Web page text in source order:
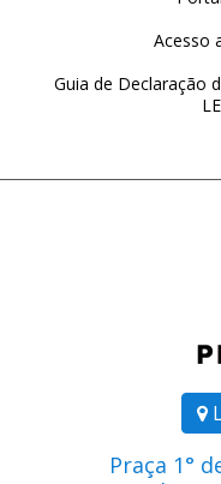
Praça 1°
Acesso
Guia de Declaração